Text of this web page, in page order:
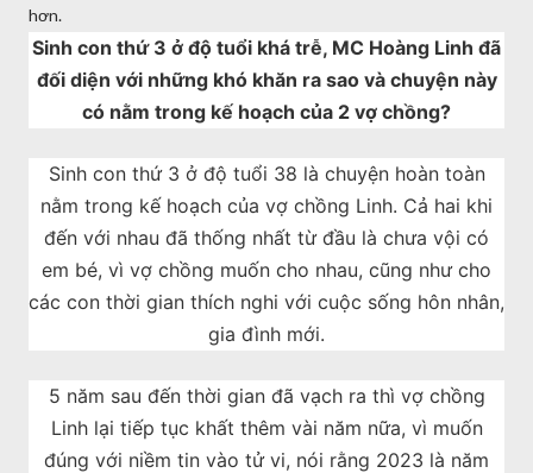
hơn.
Sinh con thứ 3 ở độ tuổi khá trễ, MC Hoàng Linh đã
đối diện với những khó khăn ra sao và chuyện này
có nằm trong kế hoạch của 2 vợ chồng?
Sinh con thứ 3 ở độ tuổi 38 là chuyện hoàn toàn
nằm trong kế hoạch của vợ chồng Linh. Cả hai khi
đến với nhau đã thống nhất từ đầu là chưa vội có
em bé, vì vợ chồng muốn cho nhau, cũng như cho
các con thời gian thích nghi với cuộc sống hôn nhân,
gia đình mới.
5 năm sau đến thời gian đã vạch ra thì vợ chồng
Linh lại tiếp tục khất thêm vài năm nữa, vì muốn
đúng với niềm tin vào tử vi, nói rằng 2023 là năm